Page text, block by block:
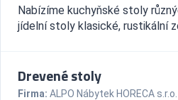
Nabízíme kuchyňské stoly
jídelní stoly klasické, rustikální
Drevené stoly
Firma: ALPO Nábytek HORECA s.r.o.